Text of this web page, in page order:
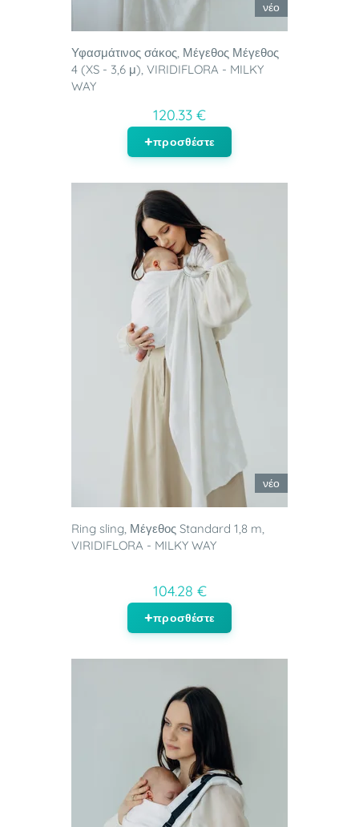
νέο
Υφασμάτινος σάκος, Μέγεθος Μέγεθος
4 (XS - 3,6 μ), VIRIDIFLORA - MILKY
WAY
120.33 €
προσθέστε
νέο
Ring sling, Μέγεθος Standard 1,8 m,
VIRIDIFLORA - MILKY WAY
104.28 €
προσθέστε